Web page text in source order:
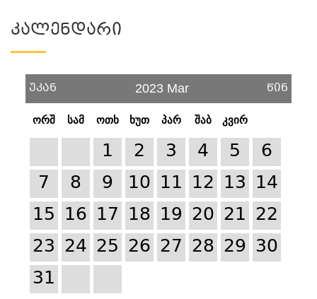
Კალენდარი
უკან 2023 Mar წინ
ორშ სამ ოთხ ხუთ პარ შაბ კვირ
1 2 3 4 5
6
7
8 9 10 11 12 13 14
15 16 17 18 19 20 21 22
23 24 25 26 27 28 29 30
31